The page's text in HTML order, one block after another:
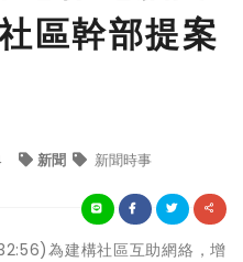
區幹部提案
新聞 新聞時事
為建構社區互助網絡，增